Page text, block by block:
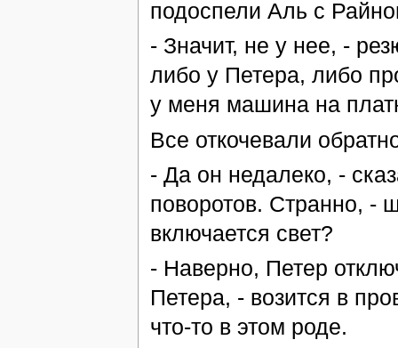
подоспели Аль с
- Значит, не у нее, -
либо у Петера, либо
у меня машина на
Все откочевали
- Да он недалеко, -
поворотов. Странно, -
включается свет?
- Наверно, Петер
Петера, - возится в
что-то в этом роде.